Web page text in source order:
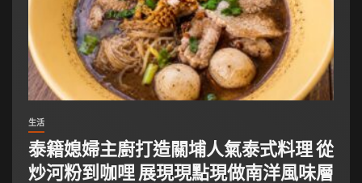
生活
泰籍媳婦主廚打造關埔人氣泰式料理 從
炒河粉到咖哩 展現現點現做南洋風味層